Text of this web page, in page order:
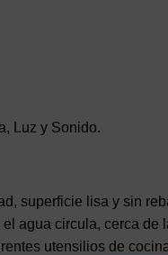
Luz y Sonido.
superficie lisa y sin
agua circula, cerca de
utensilios de